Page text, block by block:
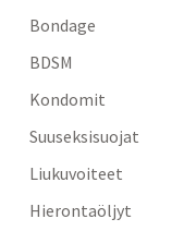
Bondage
BDSM
Kondomit
Suuseksisuojat
Liukuvoiteet
Hierontaöljyt